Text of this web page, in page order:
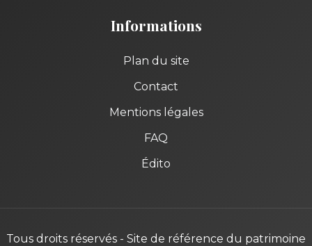
Informations
Plan du site
Contact
Mentions légales
FAQ
Édito
Tous droits réservés - Site de référence du patrimoine